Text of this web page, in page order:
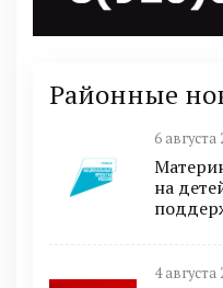
Районные
6 августа
на
4 августа